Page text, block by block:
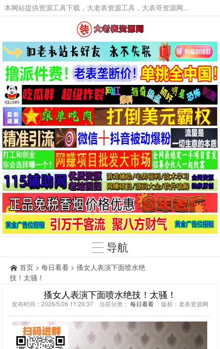
本网站提供资源工具下载，大老表资源工具，大表哥资源网软件工具，大老表资源下载，活动线报福利资源分享,活动线报，大型网游经典游戏，网络热门技术游戏辅助交流与分享。
导航
首页 > 每日看看 > 搔女人表演下面喷水绝
技！太骚！
搔女人表演下面喷水绝技！太骚！
发布时间：2026/5/26 11:26:37 当前分类： 每日看看 版权：老表资源网